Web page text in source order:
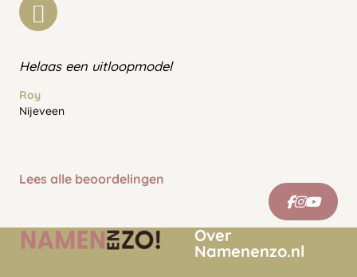
Helaas een uitloopmodel
Roy
Nijeveen
Lees alle beoordelingen
Over
Namenenzo.nl